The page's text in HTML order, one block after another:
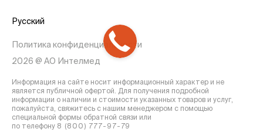
Русский
Политика конфиденциальности
2026 @ АО Интелмед
Информация на сайте носит информационный характер и не
является публичной офертой. Для получения подробной
информации о наличии и стоимости указанных товаров и услуг,
пожалуйста, свяжитесь с нашим менеджером с помощью
специальной формы обратной связи или
по телефону 8 (800) 777-97-79